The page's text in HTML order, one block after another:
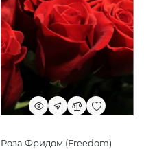
Роза Фридом (Freedom)